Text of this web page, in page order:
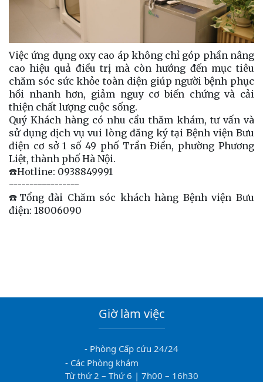
Việc ứng dụng oxy cao áp không chỉ góp phần nâng
cao hiệu quả điều trị mà còn hướng đến mục tiêu
chăm sóc sức khỏe toàn diện giúp người bệnh phục
hồi nhanh hơn, giảm nguy cơ biến chứng và cải
thiện chất lượng cuộc sống.
Quý Khách hàng có nhu cầu thăm khám, tư vấn và
sử dụng dịch vụ vui lòng đăng ký tại Bệnh viện Bưu
điện cơ sở 1 số 49 phố Trần Điền, phường Phương
Liệt, thành phố Hà Nội.
☎️Hotline: 0938849991
-----------------
☎️Tổng đài Chăm sóc khách hàng Bệnh viện Bưu
điện: 18006090
Giờ làm việc
- Phòng Cấp cứu 24/24
- Các Phòng khám
Từ thứ 2 – Thứ 6 | 7h00 – 16h30